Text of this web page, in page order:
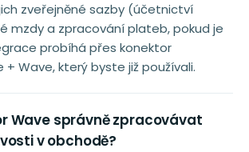
zveřejněné sazby (účetnictví
mzdy a zpracování plateb, pokud je
probíhá přes konektor
Wave, který byste již používali.
Wave správně zpracovávat
v obchodě?